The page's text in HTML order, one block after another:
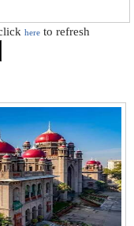
clickhere to refresh